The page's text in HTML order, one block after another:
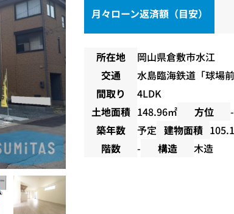
月々ローン返済額（目安）
所在地
岡山県倉敷市水江
交通
水島臨海鉄道 「球場前
間取り
4LDK
土地面積 148.96㎡ 方位
-
築年数
予定 建物面積
階数
- 構造 木造